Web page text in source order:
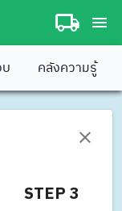
คลังความรู้
STEP 3